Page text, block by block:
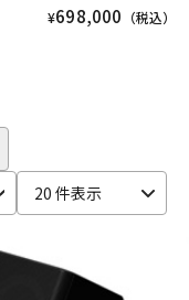
¥698,000 （税込）
20 件表示